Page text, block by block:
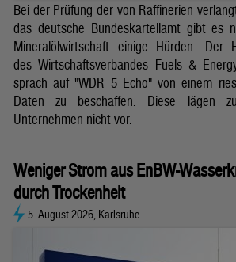
Bei der Prüfung der von Raffinerien
das deutsche Bundeskartellamt gibt es
Mineralölwirtschaft einige Hürden. Der
des Wirtschaftsverbandes Fuels &
sprach auf "WDR 5 Echo" von einem
Daten zu beschaffen. Diese lägen
Unternehmen nicht vor.
Weniger Strom aus EnBW-
durch Trockenheit
5. August 2026, Karlsruhe